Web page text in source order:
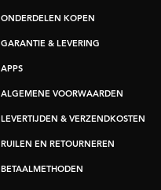
ONDERDELEN KOPEN
GARANTIE & LEVERING
APPS
ALGEMENE VOORWAARDEN
LEVERTIJDEN & VERZENDKOSTEN
RUILEN EN RETOURNEREN
BETAALMETHODEN